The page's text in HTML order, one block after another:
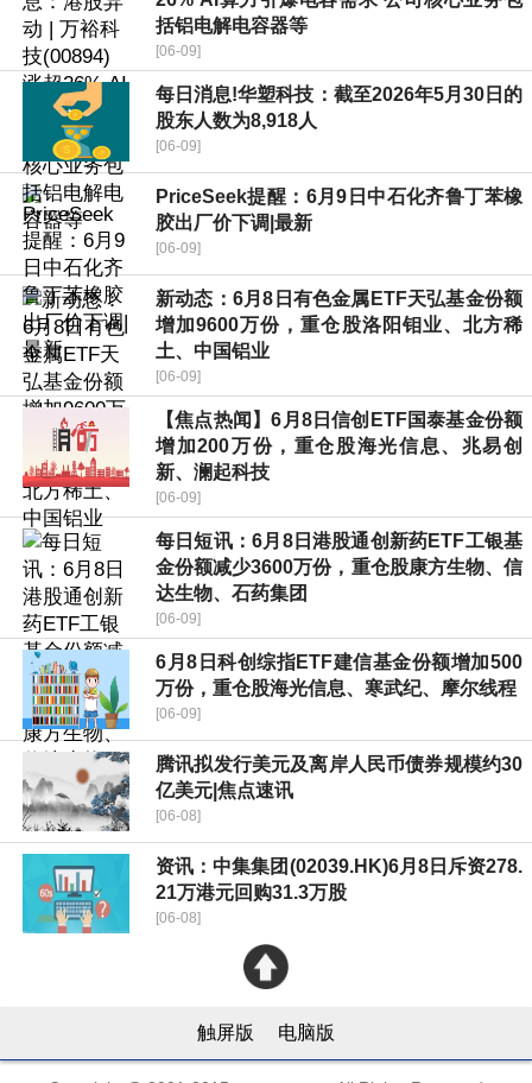
括铝电解电容器等
[06-09]
每日消息!华塑科技：截至2026年5月30日的
股东人数为8,918人
[06-09]
PriceSeek提醒：6月9日中石化齐鲁丁苯橡
胶出厂价下调|最新
[06-09]
新动态：6月8日有色金属ETF天弘基金份额
增加9600万份，重仓股洛阳钼业、北方稀
土、中国铝业
[06-09]
【焦点热闻】6月8日信创ETF国泰基金份额
增加200万份，重仓股海光信息、兆易创
新、澜起科技
[06-09]
每日短讯：6月8日港股通创新药ETF工银基
金份额减少3600万份，重仓股康方生物、信
达生物、石药集团
[06-09]
6月8日科创综指ETF建信基金份额增加500
万份，重仓股海光信息、寒武纪、摩尔线程
[06-09]
腾讯拟发行美元及离岸人民币债券规模约30
亿美元|焦点速讯
[06-08]
资讯：中集集团(02039.HK)6月8日斥资278.
21万港元回购31.3万股
[06-08]
触屏版 电脑版